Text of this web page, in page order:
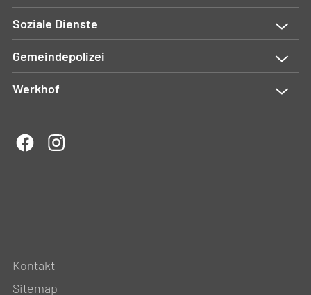
Soziale Dienste
Gemeindepolizei
Werkhof
Kontakt
Sitemap